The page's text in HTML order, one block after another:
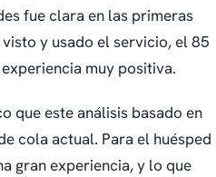
fue clara en las primeras
y usado el servicio, el 85
muy positiva.
que este análisis basado en
cola actual. Para el huésped
gran experiencia, y lo que